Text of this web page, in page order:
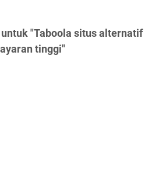
"Taboola situs alternatif
tinggi"